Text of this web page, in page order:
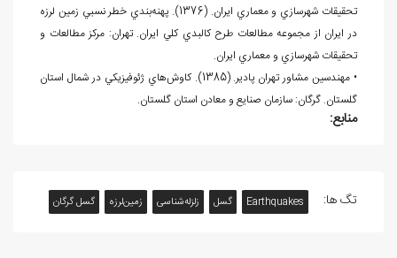
تحقيقات شهرسازي و معماري ايران. (1376). پهنه
بندي خطر نسبي زمين لرزه
در ايران از مجموعه مطالعات طرح کالبدي کلي ايران. تهران: مرکز مطالعات و
تحقيقات شهرسازي و معماري ايران.
• مهندسين مشاور تهران پادير. (1385). کاوش
هاي ژئوفيزيکي در شمال استان
گلستان. گرگان: سازمان صنايع و معادن استان گلستان.
منابع:
تگ ها: Earthquakes گسل زلزله‌شناسی زمین‌لرزه گسل گرگان